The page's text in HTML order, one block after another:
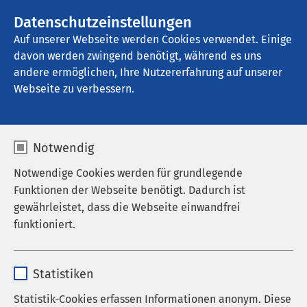
Datenschutzeinstellungen
Auf unserer Webseite werden Cookies verwendet. Einige
davon werden zwingend benötigt, während es uns
andere ermöglichen, Ihre Nutzererfahrung auf unserer
Webseite zu verbessern.
Notwendig
Notwendige Cookies werden für grundlegende
Funktionen der Webseite benötigt. Dadurch ist
gewährleistet, dass die Webseite einwandfrei
funktioniert.
Anbieter sgalinski
Statistiken
Statistik-Cookies erfassen Informationen anonym. Diese
AMEOS Poliklinikum Neuburg